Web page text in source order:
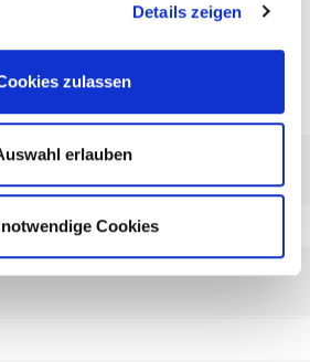
Details zeigen
zulassen
erlauben
Cookies